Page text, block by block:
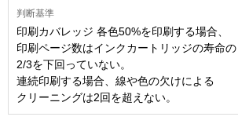
印刷カバレッジ 各色50%を印刷する場合、
印刷ページ数はインクカートリッジの寿命の
2/3を下回っていない。
連続印刷する場合、線や色の欠けによる
クリーニングは2回を超えない。